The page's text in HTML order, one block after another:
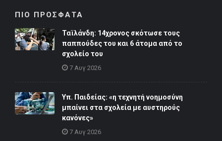
ΠΙΟ ΠΡΟΣΦΑΤΑ
Ταϊλάνδη: 14χρονος σκότωσε τους
παππούδες του και 6 άτομα από το
σχολείο του
7 Αυγ 2026
Υπ. Παιδείας: «η τεχνητή νοημοσύνη
μπαίνει στα σχολεία με αυστηρούς
κανόνες»
7 Αυγ 2026